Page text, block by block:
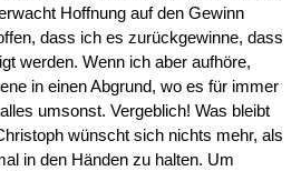
Hoffnung auf den Gewinn
dass ich es zurückgewinne, dass
werden. Wenn ich aber aufhöre,
in einen Abgrund, wo es für immer
umsonst. Vergeblich! Was bleibt
wünscht sich nichts mehr, als
in den Händen zu halten. Um